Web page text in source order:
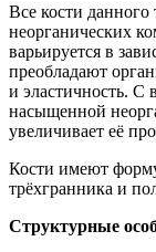
Все кости данного
неорганических
варьируется в
преобладают
и эластичность. С
насыщенной
увеличивает её
Кости имеют
трёхгранника и
Структурные